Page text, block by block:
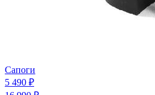
Сапоги
5 490 ₽